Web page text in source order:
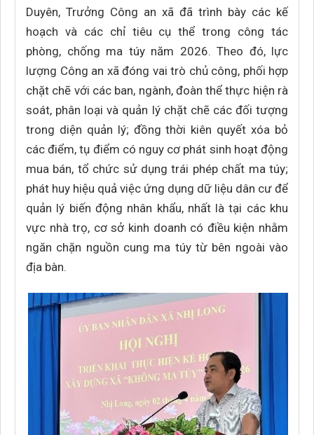
Duyên, Trưởng Công an xã đã trình bày các kế
hoạch và các chỉ tiêu cụ thể trong công tác
phòng, chống ma túy năm 2026. Theo đó, lực
lượng Công an xã đóng vai trò chủ công, phối hợp
chặt chẽ với các ban, ngành, đoàn thể thực hiện rà
soát, phân loại và quản lý chặt chẽ các đối tượng
trong diện quản lý; đồng thời kiên quyết xóa bỏ
các điểm, tụ điểm có nguy cơ phát sinh hoạt động
mua bán, tổ chức sử dụng trái phép chất ma túy;
phát huy hiệu quả việc ứng dụng dữ liệu dân cư để
quản lý biến động nhân khẩu, nhất là tại các khu
vực nhà trọ, cơ sở kinh doanh có điều kiện nhằm
ngăn chặn nguồn cung ma túy từ bên ngoài vào
địa bàn.